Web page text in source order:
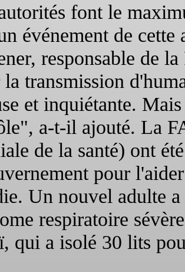
font le
événement de
responsable de
transmission
et inquiétante.
a-t-il ajouté. La
de la santé) ont
pour
Un nouvel adulte
respiratoire
qui a isolé 30 lits